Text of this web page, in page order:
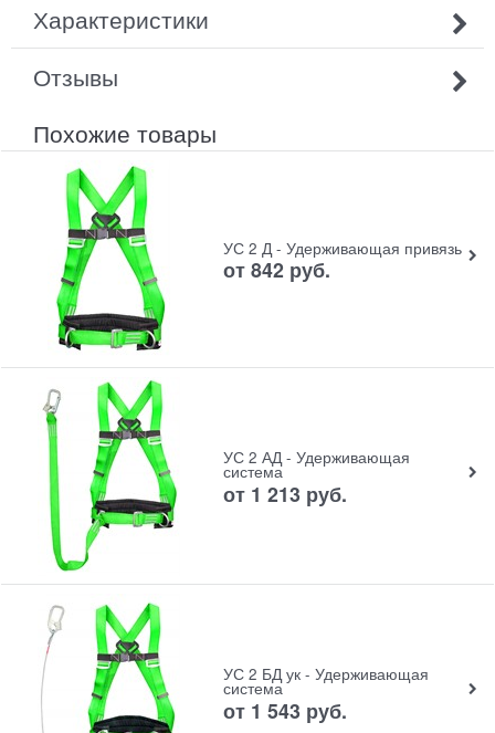
Характеристики
Отзывы
Похожие товары
УС 2 Д - Удерживающая привязь
от 842 руб.
УС 2 АД - Удерживающая
система
от 1 213 руб.
УС 2 БД ук - Удерживающая
система
от 1 543 руб.